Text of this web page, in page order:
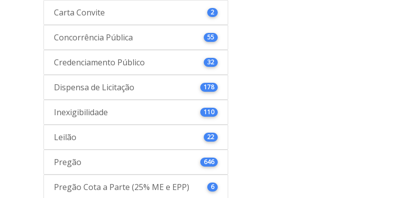
Carta Convite 2
Concorrência Pública 55
Credenciamento Público 32
Dispensa de Licitação 178
Inexigibilidade 110
Leilão 22
Pregão 646
Pregão Cota a Parte (25% ME e EPP) 6